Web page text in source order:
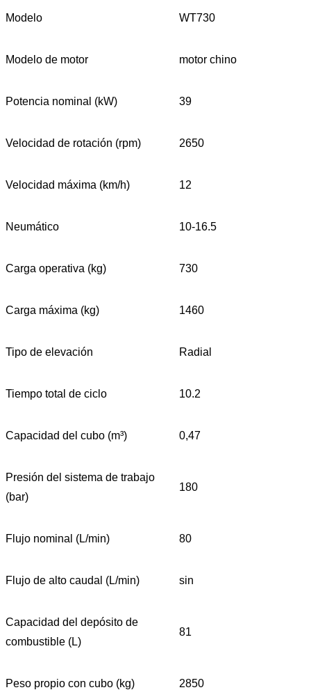
Modelo WT730
Modelo de motor motor chino
Potencia nominal (kW) 39
Velocidad de rotación (rpm) 2650
Velocidad máxima (km/h) 12
Neumático 10-16.5
Carga operativa (kg) 730
Carga máxima (kg) 1460
Tipo de elevación Radial
Tiempo total de ciclo 10.2
Capacidad del cubo (m³) 0,47
Presión del sistema de trabajo
(bar)
180
Flujo nominal (L/min) 80
Flujo de alto caudal (L/min) sin
Capacidad del depósito de
combustible (L)
81
Peso propio con cubo (kg) 2850